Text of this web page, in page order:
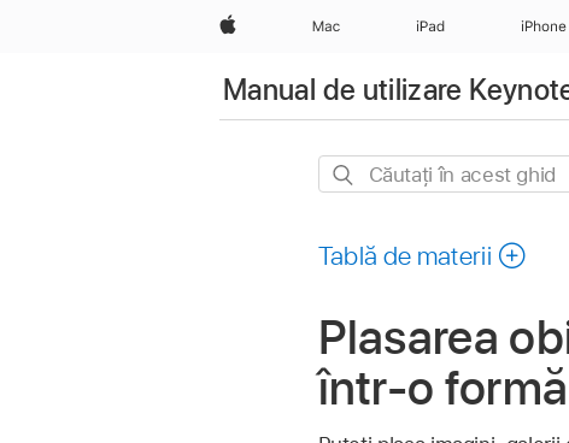
Apple Mac iPad iPhone
Manual de utilizare
Căutați
ghid
Tablă de materii
Plasarea
într-o